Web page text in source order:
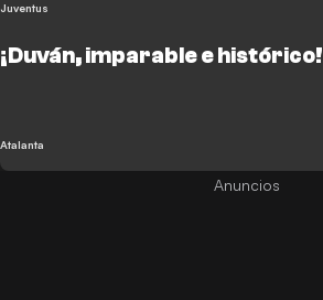
Juventus
¡Duván, imparable e histórico!
Atalanta